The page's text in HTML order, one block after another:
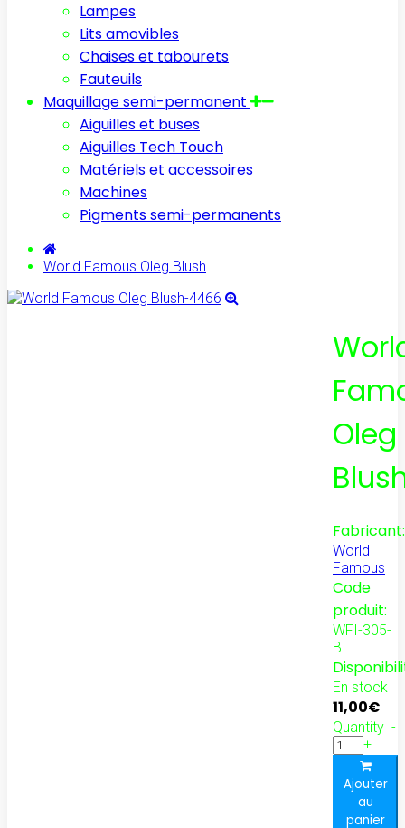
Lampes
Lits amovibles
Chaises et tabourets
Fauteuils
Maquillage semi-permanent
Aiguilles et buses
Aiguilles Tech Touch
Matériels et accessoires
Machines
Pigments semi-permanents
World Famous Oleg Blush
Oleg
Fabricant:
World
Famous
Code
produit:
WFI-305-
B
En stock
11,00€
Quantity -
+
Ajouter
au
panier